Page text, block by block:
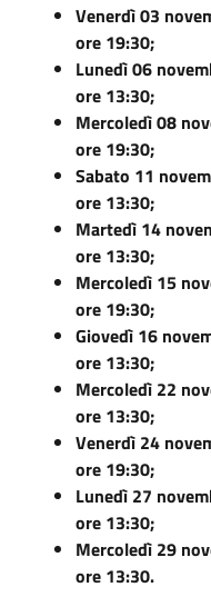
Venerdì 03
ore 19:30;
Lunedì 06
ore 13:30;
Mercoledì 08
ore 19:30;
Sabato 11
ore 13:30;
Martedì 14
ore 13:30;
Mercoledì 15
ore 19:30;
Giovedì 16
ore 13:30;
Mercoledì 22
ore 13:30;
Venerdì 24
ore 19:30;
Lunedì 27
ore 13:30;
Mercoledì 29
ore 13:30.